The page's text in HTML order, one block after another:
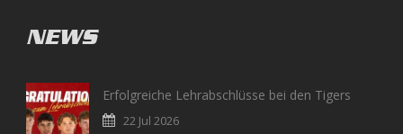
NEWS
Erfolgreiche Lehrabschlüsse bei den Tigers
22 Jul 2026